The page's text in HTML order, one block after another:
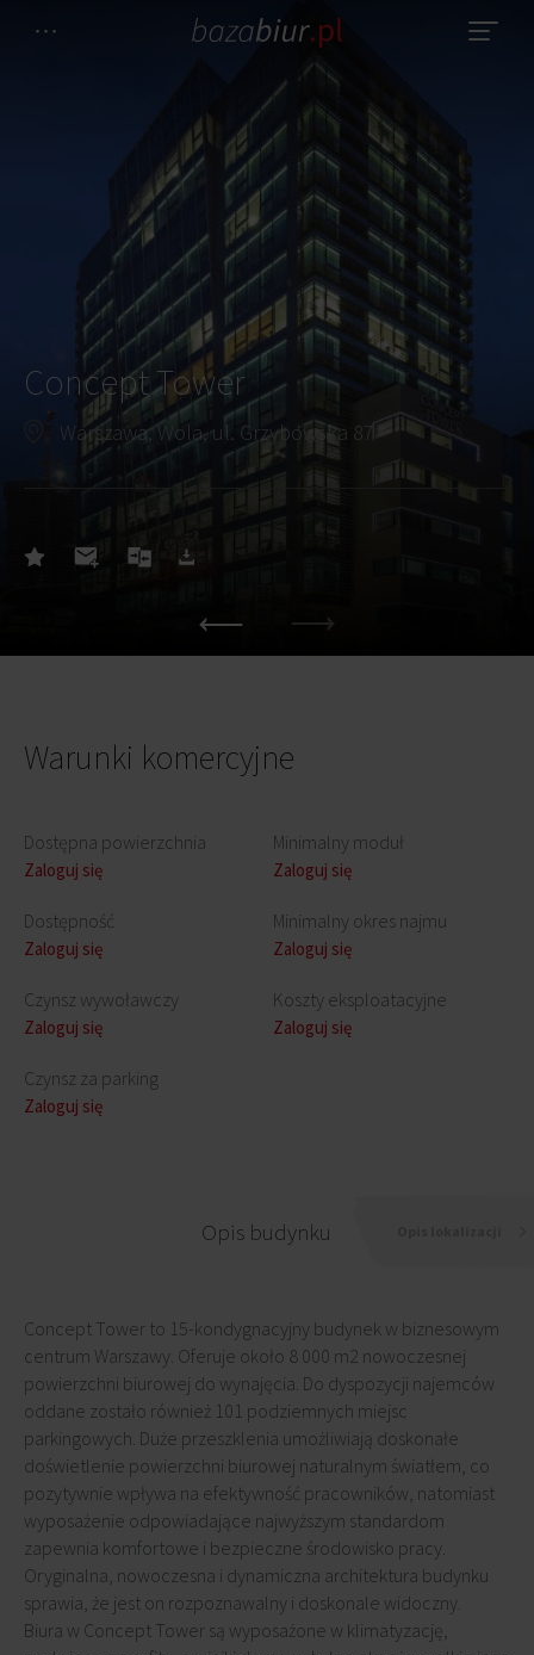
Concept Tower
Warszawa, Wola, ul. Grzybowska 87
Warunki komercyjne
Dostępna powierzchnia
Zaloguj się
Dostępność
Zaloguj się
Czynsz wywoławczy
Zaloguj się
Czynsz za parking
Zaloguj się
Minimalny moduł
Zaloguj się
Minimalny okres najmu
Zaloguj się
Koszty eksploatacyjne
Zaloguj się
Opis budynku
Concept Tower to 15-kondygnacyjny budynek w biznesowym
centrum Warszawy. Oferuje około 8 000 m2 nowoczesnej
powierzchni biurowej do wynajęcia. Do dyspozycji najemców
oddane zostało również 101 podziemnych miejsc
parkingowych. Duże przeszklenia umożliwiają doskonałe
doświetlenie powierzchni biurowej naturalnym światłem, co
pozytywnie wpływa na efektywność pracowników, natomiast
wyposażenie odpowiadające najwyższym standardom
zapewnia komfortowe i bezpieczne środowisko pracy.
Oryginalna, nowoczesna i dynamiczna architektura budynku
sprawia, że jest on rozpoznawalny i doskonale widoczny.
Biura w Concept Tower są wyposażone w klimatyzację,